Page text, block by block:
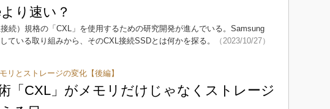
り速い？
続）規格の「CXL」を使用するための研究開発が進んでいる。Samsung
ている取り組みから、そのCXL接続SSDとは何かを探る。
（2023/10/27）
リとストレージの変化【後編】
「CXL」がメモリだけじゃなくストレージ